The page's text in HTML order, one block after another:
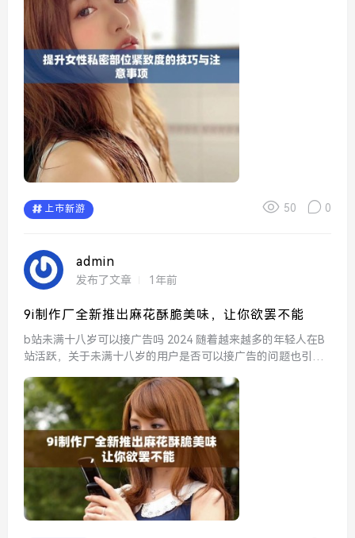
上市新游 50 0
admin
发布了文章 1年前
9i制作厂全新推出麻花酥脆美味，让你欲罢不能
b站未满十八岁可以接广告吗 2024 随着越来越多的年轻人在B
站活跃，关于未满十八岁的用户是否可以接广告的问题也引起
是受到限制的。这是为了保护未成年人，避免他...